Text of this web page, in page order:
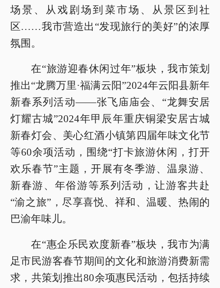
场景、从戏剧场到菜市场、从景区到社
区……我市营造出“发现旅行的美好”的浓厚
氛围。
在“旅游迎春休闲过年”板块，我市策划
推出“龙腾万里·福满云阳”2024年云阳县新年
新春系列活动——张飞庙庙会、“龙舞安居
灯耀古城”2024年甲辰年重庆铜梁安居古城
新春灯会、美心红酒小镇第四届年味文化节
等60余项活动，围绕“打卡旅游休闲，打开
欢乐春节”主题，开展有冬季游、温泉游、
新春游、年俗游等系列活动，让游客共赴
“渝之旅”，尽享喜悦、祥和、温暖、热闹的
巴渝年味儿。
在“惠企乐民欢度新春”板块，我市为满
足市民游客春节期间的文化和旅游消费新需
求，共策划推出80余项惠民活动，包括持续